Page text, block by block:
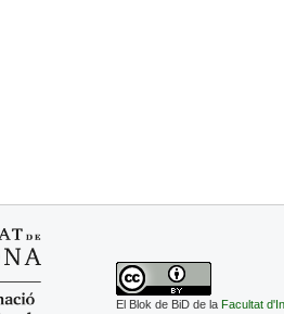
El Blok de BiD de la Facultat